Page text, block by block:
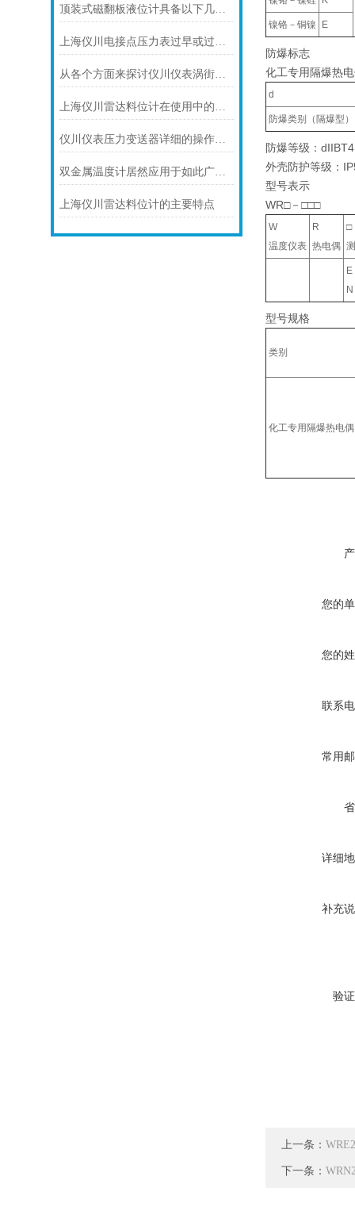
顶装式磁翻板液位计具备以下几大主要特点
上海仪川电接点压力表过早或过晚发生信号
从各个方面来探讨仪川仪表涡街流量计的技术特点
上海仪川雷达料位计在使用中的问题提出解决方案
仪川仪表压力变送器详细的操作步骤如下
双金属温度计居然应用于如此广泛的领域
上海仪川雷达料位计的主要特点
镍铬－铜镍 E
防爆标志
化工专用隔爆热
d
防爆类别（隔爆型）
防爆等级：dIIBT4
外壳防护等级：
型号表示
WR□－□□□
W
温度仪表
R
热电偶
□
型号规格
类别
化工专用隔爆热电偶
您的
您的
联系
常用
详细
补充
验
上一条：
下一条：